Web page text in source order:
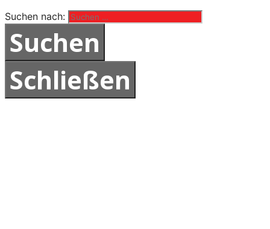
Suchen nach:
Schließen